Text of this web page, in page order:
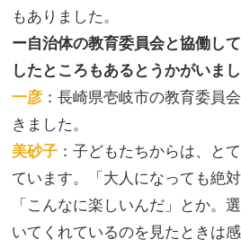
もありました。
ー自治体の教育委員会と協働し
したところもあるとうかがいまし
一彦 ：長崎県壱岐市の教育委員
きました。
美砂子 ：子どもたちからは、と
ています。「大人になっても絶
「こんなに楽しいんだ」とか。
いてくれているのを見たときは感